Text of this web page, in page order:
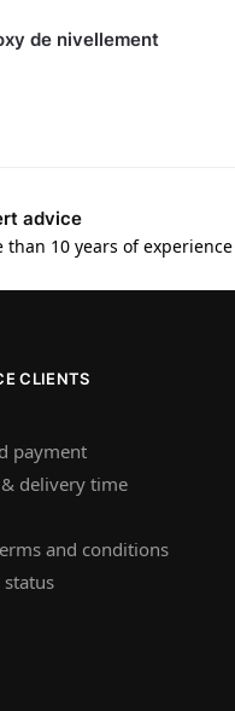
de nivellement
advice
than 10 years of experience
CLIENTS
payment
delivery time
and conditions